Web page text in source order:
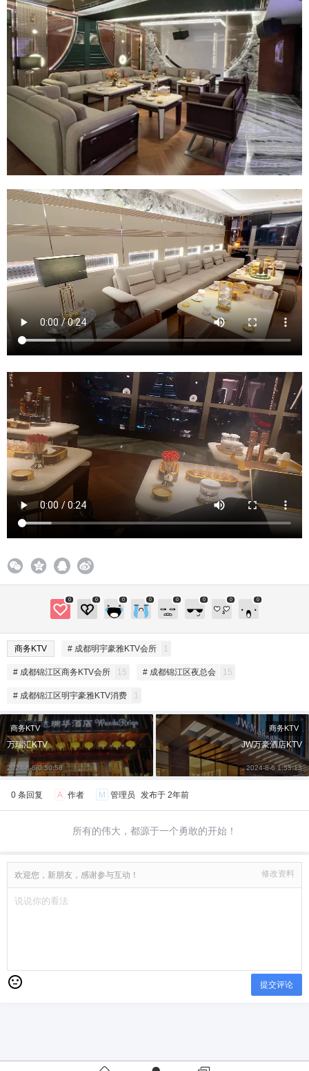
0 0 0 0 0 0 0 0
商务KTV # 成都明宇豪雅KTV会所 1
# 成都锦江区商务KTV会所 15 # 成都锦江区夜总会 15
# 成都锦江区明宇豪雅KTV消费 1
商务KTV
万瑞汇KTV
2024-8-6 0:50:58
商务KTV
JW万豪酒店KTV
2024-8-6 1:55:13
0 条回复 A 作者 M 管理员 发布于 2年前
所有的伟大，都源于一个勇敢的开始！
欢迎您，新朋友，感谢参与互动！ 修改资料
提交评论